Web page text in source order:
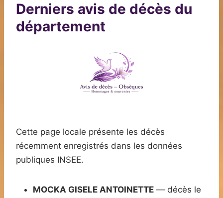
Derniers avis de décès du
département
Cette page locale présente les décès
récemment enregistrés dans les données
publiques INSEE.
MOCKA GISELE ANTOINETTE — décès le